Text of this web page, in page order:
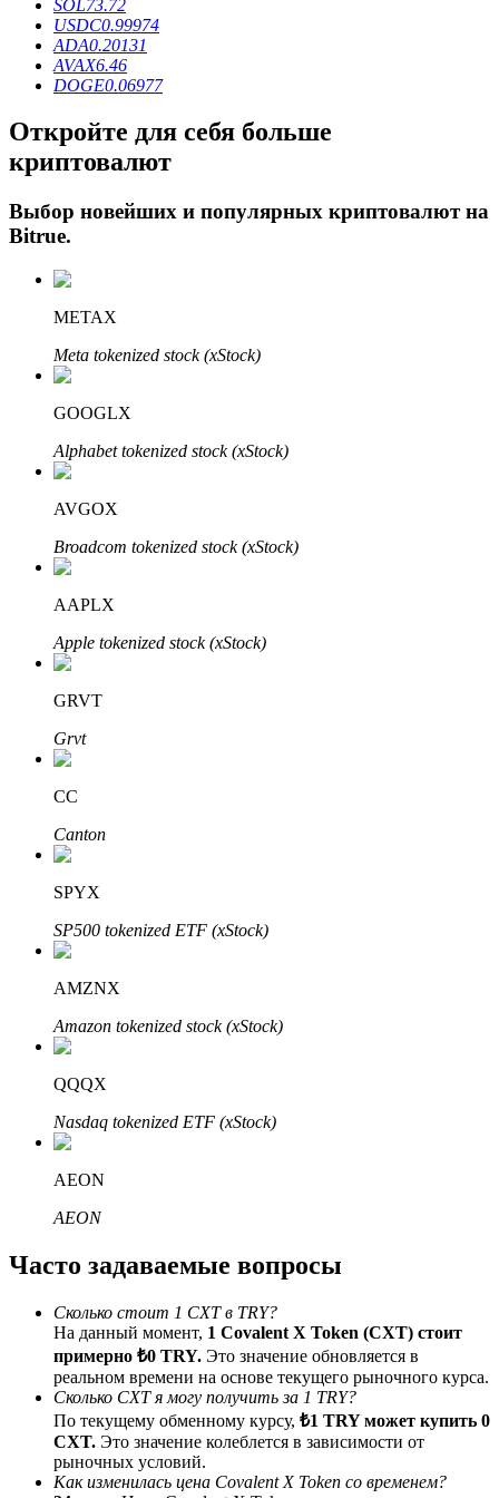
Авто Инвест
Bitrue
Bitrue Партнеры
Партнеры Bitrue
До 65% комиссии!
Пригласите друга, чтобы получить денежные
вознаграждения
BTC Welcome Rewards
SOL73.72
USDC0.99974
ADA0.20131
AVAX6.46
DOGE0.06977
Откройте для себя больше
криптовалют
Выбор новейших и популярных криптовалют на
Bitrue.
METAX
Meta tokenized stock (xStock)
GOOGLX
Alphabet tokenized stock (xStock)
AVGOX
Broadcom tokenized stock (xStock)
AAPLX
Apple tokenized stock (xStock)
GRVT
Grvt
CC
Canton
SPYX
SP500 tokenized ETF (xStock)
AMZNX
Amazon tokenized stock (xStock)
QQQX
Nasdaq tokenized ETF (xStock)
AEON
AEON
Часто задаваемые вопросы
Сколько стоит 1 CXT в TRY?
На данный момент, 1 Covalent X Token (CXT) стоит
примерно ₺0 TRY. Это значение обновляется в
реальном времени на основе текущего рыночного курса.
Сколько CXT я могу получить за 1 TRY?
По текущему обменному курсу, ₺1 TRY может купить 0
CXT. Это значение колеблется в зависимости от
рыночных условий.
Как изменилась цена Covalent X Token со временем?